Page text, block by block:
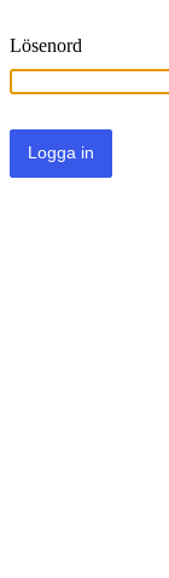
Lösenord